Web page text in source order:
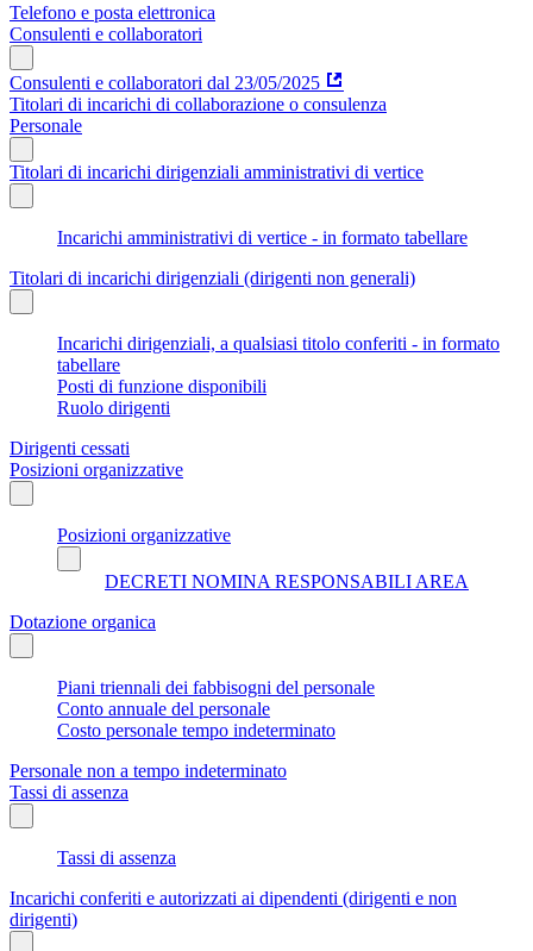
Telefono e posta elettronica
Consulenti e collaboratori
Consulenti e collaboratori dal 23/05/2025
Titolari di incarichi di collaborazione o consulenza
Personale
Titolari di incarichi dirigenziali amministrativi di vertice
Incarichi amministrativi di vertice - in formato tabellare
Titolari di incarichi dirigenziali (dirigenti non generali)
Incarichi dirigenziali, a qualsiasi titolo conferiti - in formato
tabellare
Posti di funzione disponibili
Ruolo dirigenti
Dirigenti cessati
Posizioni organizzative
Posizioni organizzative
DECRETI NOMINA RESPONSABILI AREA
Dotazione organica
Piani triennali dei fabbisogni del personale
Conto annuale del personale
Costo personale tempo indeterminato
Personale non a tempo indeterminato
Tassi di assenza
Tassi di assenza
Incarichi conferiti e autorizzati ai dipendenti (dirigenti e non
dirigenti)